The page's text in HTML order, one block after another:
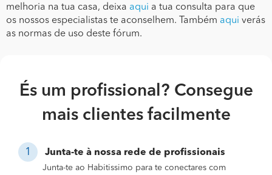
melhoria na tua casa, deixa aqui a tua consulta para que
os nossos especialistas te aconselhem. Também aqui verás
as normas de uso deste fórum.
És um profissional? Consegue
mais clientes facilmente
Junta-te à nossa rede de profissionais
Junta-te ao Habitissimo para te conectares com